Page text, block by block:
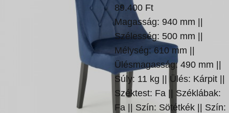
89.400 Ft
Magasság: 940 mm ||
Szélesség: 500 mm ||
Mélység: 610 mm ||
Ülésmagasság: 490 mm ||
Súly: 11 kg || Ülés: Kárpit ||
Széktest: Fa || Széklábak:
Fa || Szín: Sötétkék || Szín: